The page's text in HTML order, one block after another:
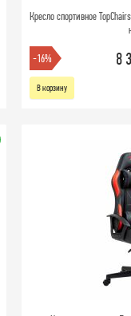
Кресло спортивное
-16% 8
В корзину